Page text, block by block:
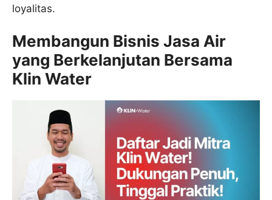
loyalitas.
Membangun Bisnis Jasa Air
yang Berkelanjutan Bersama
Klin Water